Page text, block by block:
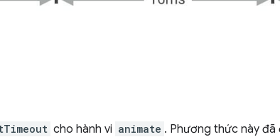
cho hành vi animate . Phương thức này